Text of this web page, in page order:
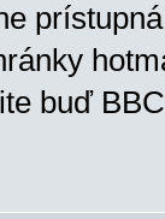
buď